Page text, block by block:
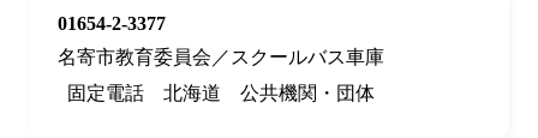
01654-2-3377
名寄市教育委員会／スクールバス車庫
固定電話
北海道 公共機関・団体